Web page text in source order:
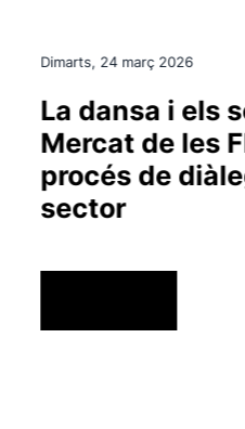
Dimarts, 24 març 2026
La dansa i els
Mercat de les
procés de
sector